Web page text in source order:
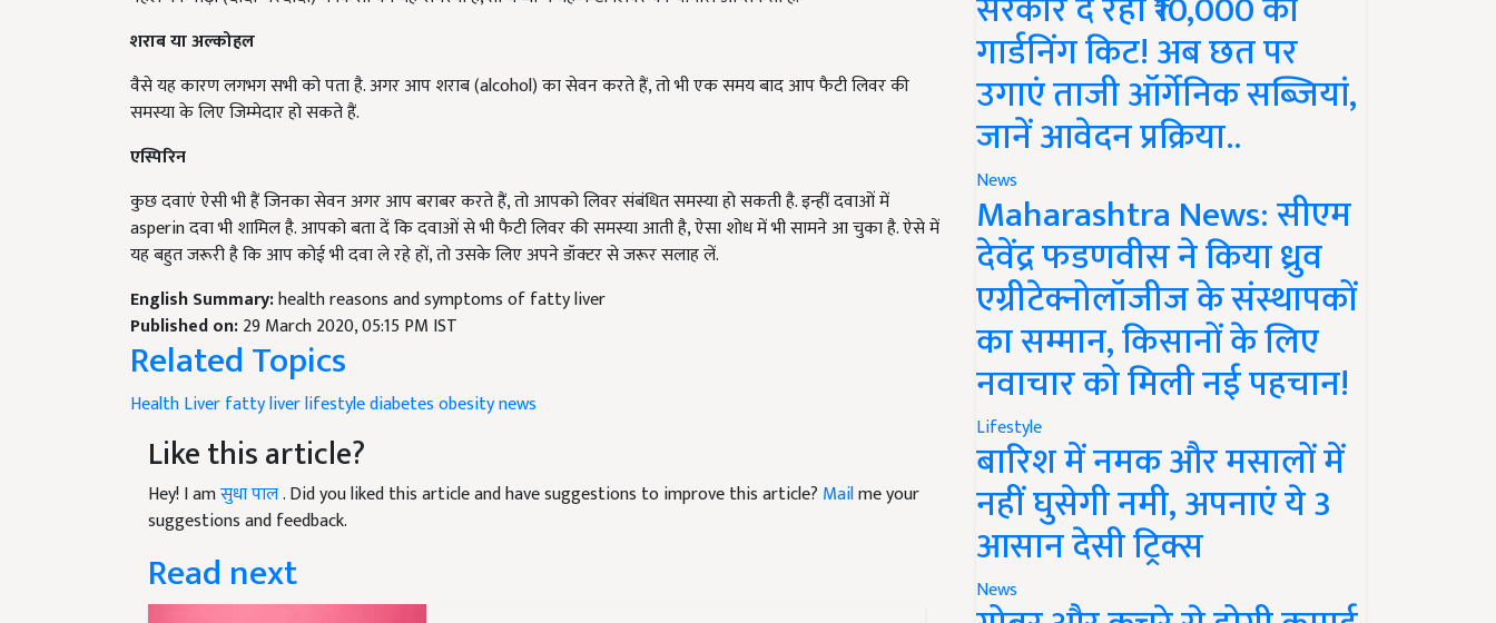
शराब या अल्कोहल
वैसे यह कारण लगभग सभी को पता है. अगर आप शराब (alcohol) का सेवन करते हैं, तो भी एक समय बाद आप फैटी लिवर की
समस्या के लिए जिम्मेदार हो सकते हैं.
एस्पिरिन
कुछ दवाएं ऐसी भी हैं जिनका सेवन अगर आप बराबर करते हैं, तो आपको लिवर संबंधित समस्या हो सकती है. इन्हीं दवाओं में
asperin दवा भी शामिल है. आपको बता दें कि दवाओं से भी फैटी लिवर की समस्या आती है, ऐसा शोध में भी सामने आ चुका है. ऐसे में
यह बहुत जरूरी है कि आप कोई भी दवा ले रहे हों, तो उसके लिए अपने डॉक्टर से जरूर सलाह लें.
English Summary:health reasons and symptoms of fatty liver
Published on:29 March 2020, 05:15 PM IST
Related Topics
HealthLiverfatty liverlifestylediabetesobesitynews
Like this article?
Hey! I amसुधा पाल. Did you liked this article and have suggestions to improve this article? Mailme your
suggestions and feedback.
Read next
गार्डनिंग किट! अब छत पर
उगाएं ताजी ऑर्गेनिक सब्जियां,
जानें आवेदन प्रक्रिया..
News
Maharashtra News: सीएम
देवेंद्र फडणवीस ने किया ध्रुव
एग्रीटेक्नोलॉजीज के संस्थापकों
का सम्मान, किसानों के लिए
नवाचार को मिली नई पहचान!
Lifestyle
बारिश में नमक और मसालों में
नहीं घुसेगी नमी, अपनाएं ये 3
आसान देसी ट्रिक्स
News